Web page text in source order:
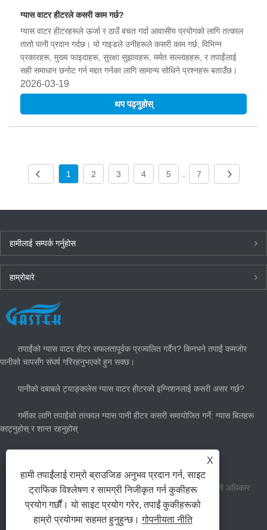
ग्यास वाटर हीटरले कसरी काम गर्छ?
ग्यास वाटर हीटरहरूले ऊर्जा र ठाउँ बचत गर्दा आवासीय प्रयोगको लागि तत्काल
तातो पानी प्रदान गर्दछ। यो गाइडले उनीहरूले कसरी काम गर्छ, विभिन्न
प्रकारहरू, मुख्य फाइदाहरू, सुरक्षा सुझावहरू, मर्मत सल्लाहहरू, र तपाईंलाई
सही समाधान छनोट गर्न मद्दत गर्नका लागि सामान्य सोधिने प्रश्नहरू बताउँछ।
2026-03-19
थप पढ्नुहोस्
1 2 3 4 5 7
हामीलाई सम्पर्क गर्नुहोस
हाम्रोबारे
ताजा खबर
तपाईंको ग्यास वाटर हीटर सफलतापूर्वक प्रज्वलित गर्दैन? किनभने तपाईं कमजोर
पानीको चापसँग संघर्ष गरिरहनुभएको हुन सक्छ।
पानीको दबाबले ट्याङ्कलेस ग्यास वाटर हीटरको इग्निशनलाई कसरी असर गर्छ?
गर्मीका लागि तपाईंको तत्काल ग्यास पानी हीटर कसरी समायोजित गर्ने: ग्यास बिलहरू
काट्नुहोस् र शान्त रहनुहोस्
प्रतिलिपि अधिकार जियो ong ्गसुन घर उपकरण उपकरण सीमित सबै अधिकार
सुरक्षित।
X
हामी तपाईंलाई राम्रो ब्राउजिङ अनुभव प्रदान गर्न, साइट
ट्राफिक विश्लेषण र सामग्री निजीकृत गर्न कुकीहरू
प्रयोग गर्छौं। यो साइट प्रयोग गरेर, तपाईं कुकीहरूको
हाम्रो प्रयोगमा सहमत हुनुहुन्छ।गोपनीयता नीति